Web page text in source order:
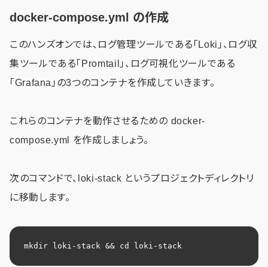
docker-compose.yml の作成
このハンズオンでは、ログ管理ツールである「Loki」、ログ収
集ツールである「Promtail」、ログ可視化ツールである
「Grafana」の3つのコンテナを作成していきます。
これらのコンテナを動作させるための docker-
compose.yml を作成しましょう。
次のコマンドで、loki-stack というプロジェクトディレクトリ
に移動します。
mkdir loki-stack && cd loki-stack